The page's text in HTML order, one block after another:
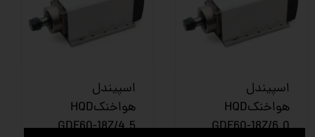
اسپیندل
هواخنکHQD
GDF60-18Z/6.0
اسپیندل
هواخنکHQD
GDF60-18Z/4.5